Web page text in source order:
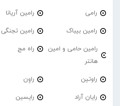
رامی رامین آریانا
رامین بیباک رامین تجنگی
رامین حامی و امین
هانتر
راه مج
راوتین راوِن
رایان آراد رایسین